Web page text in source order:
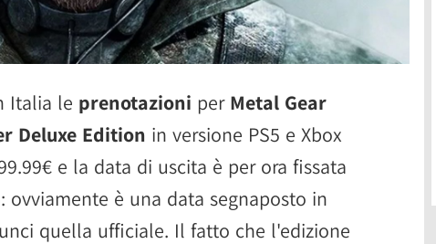
Italia le prenotazioni per Metal Gear
Deluxe Edition in versione PS5 e Xbox
e la data di uscita è per ora fissata
ovviamente è una data segnaposto in
quella ufficiale. Il fatto che l'edizione